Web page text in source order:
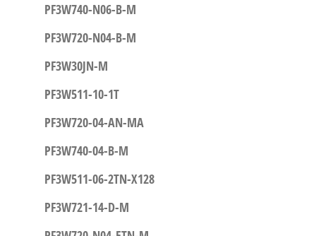
PF3W740-N06-B-M
PF3W720-N04-B-M
PF3W30JN-M
PF3W511-10-1T
PF3W720-04-AN-MA
PF3W740-04-B-M
PF3W511-06-2TN-X128
PF3W721-14-D-M